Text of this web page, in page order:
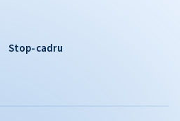
Stop-cadru